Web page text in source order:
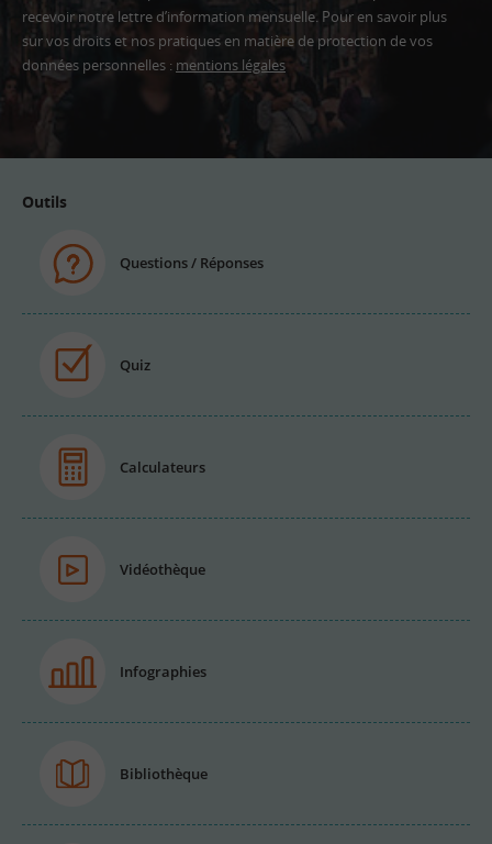
recevoir notre lettre d’information mensuelle. Pour en savoir plus
sur vos droits et nos pratiques en matière de protection de vos
données personnelles : mentions légales
Outils
Questions / Réponses
Quiz
Calculateurs
Vidéothèque
Infographies
Bibliothèque